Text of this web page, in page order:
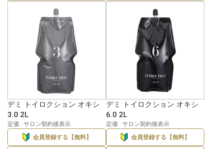
デミ トイロクション オキシ
3.0 2L
定価 : サロン契約後表示
会員登録する【無料】
デミ トイロクション オキシ
6.0 2L
定価 : サロン契約後表示
会員登録する【無料】